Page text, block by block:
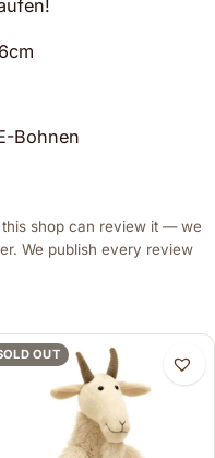
Bohnen
shop can review it — we
We publish every review
OUT